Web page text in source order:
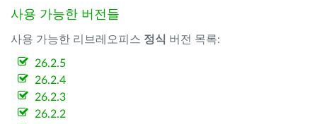
사용 가능한 버전들
사용 가능한 리브레오피스 정식 버전 목록:
26.2.5
26.2.4
26.2.3
26.2.2